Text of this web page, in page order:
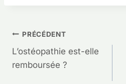
Navigation
de
PRÉCÉDENT
L’ostéopathie est-elle
remboursée ?